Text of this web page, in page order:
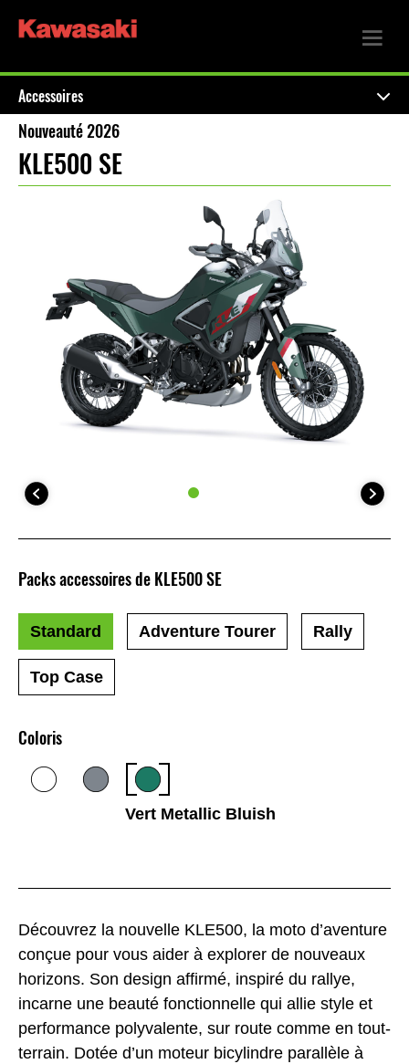
Accessoires
Nouveauté 2026
KLE500 SE
Découvrez la nouvelle KLE500, la moto d’aventure
conçue pour vous aider à explorer de nouveaux
horizons. Son design affirmé, inspiré du rallye,
incarne une beauté fonctionnelle qui allie style et
performance polyvalente, sur route comme en tout-
terrain. Dotée d’un moteur bicylindre parallèle à
Coloris
Vert Metallic Bluish
Packs accessoires de KLE500 SE
Standard Adventure Tourer Rally
Top Case